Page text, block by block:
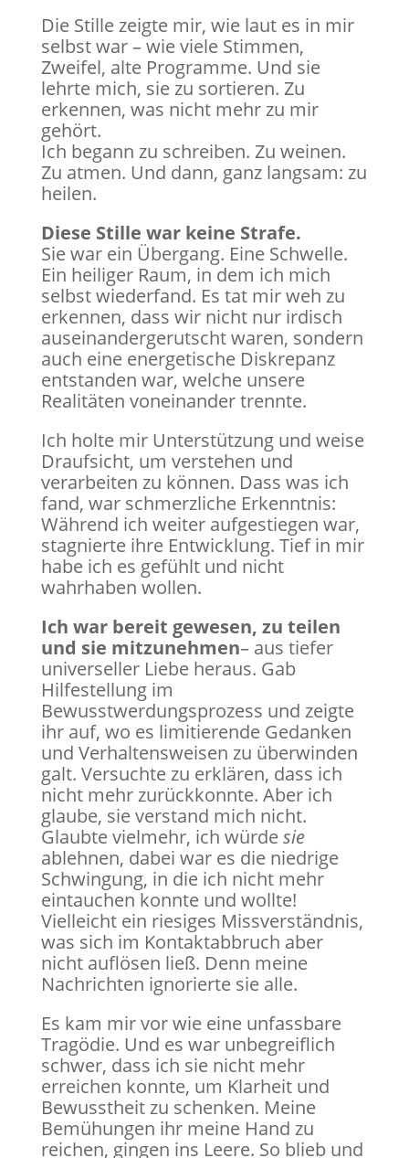
Die Stille zeigte mir, wie laut es in mir
selbst war – wie viele Stimmen,
Zweifel, alte Programme. Und sie
lehrte mich, sie zu sortieren. Zu
erkennen, was nicht mehr zu mir
gehört.
Ich begann zu schreiben. Zu weinen.
Zu atmen. Und dann, ganz langsam: zu
heilen.
Diese Stille war keine Strafe.
Sie war ein Übergang. Eine Schwelle.
Ein heiliger Raum, in dem ich mich
selbst wiederfand. Es tat mir weh zu
erkennen, dass wir nicht nur irdisch
auseinandergerutscht waren, sondern
auch eine energetische Diskrepanz
entstanden war, welche unsere
Realitäten voneinander trennte.
Ich holte mir Unterstützung und weise
Draufsicht, um verstehen und
verarbeiten zu können. Dass was ich
fand, war schmerzliche Erkenntnis:
Während ich weiter aufgestiegen war,
stagnierte ihre Entwicklung. Tief in mir
habe ich es gefühlt und nicht
wahrhaben wollen.
Ich war bereit gewesen, zu teilen
und sie mitzunehmen– aus tiefer
universeller Liebe heraus. Gab
Hilfestellung im
Bewusstwerdungsprozess und zeigte
ihr auf, wo es limitierende Gedanken
und Verhaltensweisen zu überwinden
galt. Versuchte zu erklären, dass ich
nicht mehr zurückkonnte. Aber ich
glaube, sie verstand mich nicht.
Glaubte vielmehr, ich würdesie
ablehnen, dabei war es die niedrige
Schwingung, in die ich nicht mehr
eintauchen konnte und wollte!
Vielleicht ein riesiges Missverständnis,
was sich im Kontaktabbruch aber
nicht auflösen ließ. Denn meine
Nachrichten ignorierte sie alle.
Es kam mir vor wie eine unfassbare
Tragödie. Und es war unbegreiflich
schwer, dass ich sie nicht mehr
erreichen konnte, um Klarheit und
Bewusstheit zu schenken. Meine
Bemühungen ihr meine Hand zu
reichen, gingen ins Leere. So blieb und